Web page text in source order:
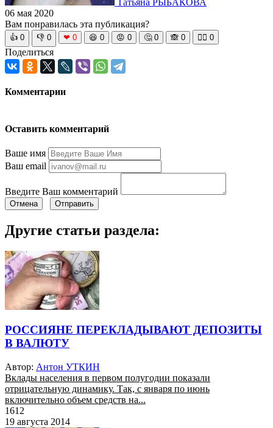
06 мая 2020
Вам понравилась эта публикация?
👍 0 👎 0 ❤ 0 😆 0 😡 0 🤔 0 🙈 0 🧘‍♀️ 0
Поделиться
Комментарии
Оставить комментарий
Ваше имя
Ваш email
Введите Ваш комментарий
Отмена Отправить
Другие статьи раздела:
РОССИЯНЕ ПЕРЕКЛАДЫВАЮТ ДЕПОЗИТЫ
В ВАЛЮТУ
Автор: Антон УТКИН
Вклады населения в первом полугодии показали
отрицательную динамику. Так, с января по июнь
включительно объем средств на...
1612
19 августа 2014